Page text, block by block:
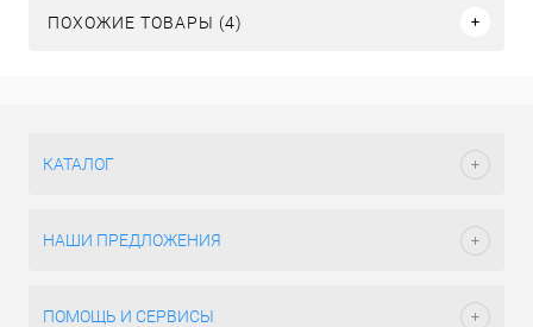
ПОХОЖИЕ ТОВАРЫ (4)
КАТАЛОГ
НАШИ ПРЕДЛОЖЕНИЯ
ПОМОЩЬ И СЕРВИСЫ